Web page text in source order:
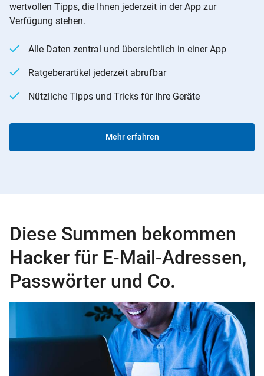
wertvollen Tipps, die Ihnen jederzeit in der App zur
Verfügung stehen.
Alle Daten zentral und übersichtlich in einer App
Ratgeberartikel jederzeit abrufbar
Nützliche Tipps und Tricks für Ihre Geräte
Mehr erfahren
Diese Summen bekommen
Hacker für E-Mail-Adressen,
Passwörter und Co.